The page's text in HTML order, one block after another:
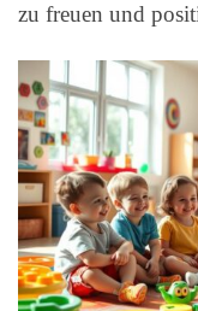
zu freuen und